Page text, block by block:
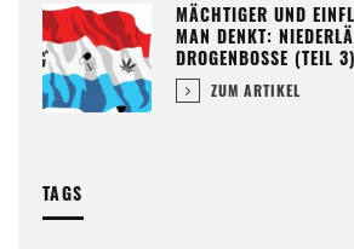
MÄCHTIGER UND
MAN DENKT:
DROGENBOSSE (TEIL 3)
ZUM ARTIKEL
TAGS